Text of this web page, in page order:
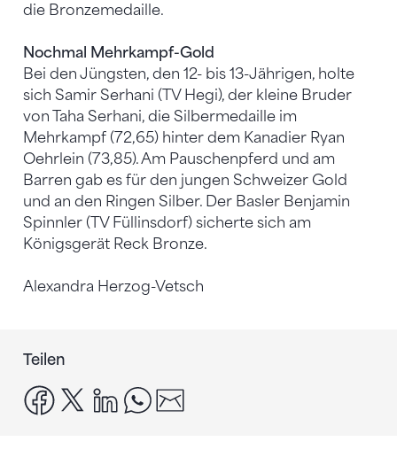
die Bronzemedaille.
Nochmal Mehrkampf-Gold
Bei den Jüngsten, den 12- bis 13-Jährigen, holte
sich Samir Serhani (TV Hegi), der kleine Bruder
von Taha Serhani, die Silbermedaille im
Mehrkampf (72,65) hinter dem Kanadier Ryan
Oehrlein (73,85). Am Pauschenpferd und am
Barren gab es für den jungen Schweizer Gold
und an den Ringen Silber. Der Basler Benjamin
Spinnler (TV Füllinsdorf) sicherte sich am
Königsgerät Reck Bronze.
Alexandra Herzog-Vetsch
Teilen
facebook
x linkedinwhatsapp